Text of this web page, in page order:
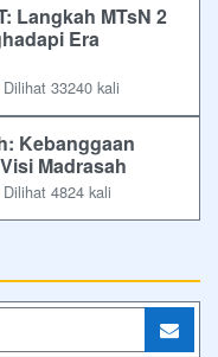
Langkah MTsN 2
Era
33240 kali
Kebanggaan
Madrasah
4824 kali